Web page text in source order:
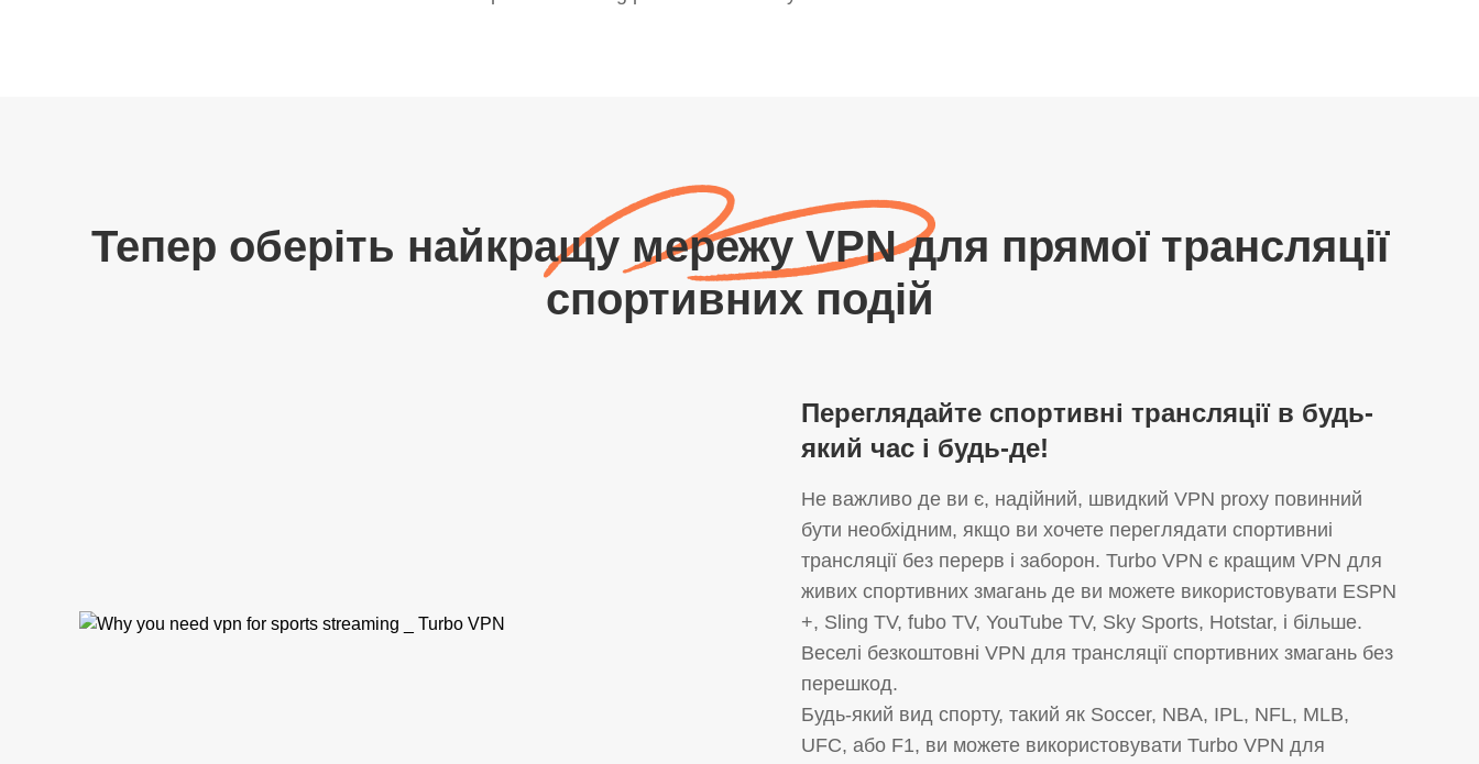
Тепер оберіть найкращу мережу VPN для прямої трансляції
спортивних подій
Переглядайте спортивні трансляції в будь-
який час і будь-де!
Не важливо де ви є, надійний, швидкий VPN proxy повинний
бути необхідним, якщо ви хочете переглядати спортивниі
трансляції без перерв і заборон. Turbo VPN є кращим VPN для
живих спортивних змагань де ви можете використовувати ESPN
+, Sling TV, fubo TV, YouTube TV, Sky Sports, Hotstar, і більше.
Веселі безкоштовні VPN для трансляції спортивних змагань без
перешкод.
Будь-який вид спорту, такий як Soccer, NBA, IPL, NFL, MLB,
UFC, або F1, ви можете використовувати Turbo VPN для